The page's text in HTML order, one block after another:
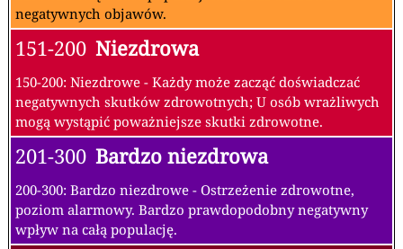
negatywnych objawów.
151-200 Niezdrowa
150-200: Niezdrowe - Każdy może zacząć doświadczać
negatywnych skutków zdrowotnych; U osób wrażliwych
mogą wystąpić poważniejsze skutki zdrowotne.
201-300 Bardzo niezdrowa
200-300: Bardzo niezdrowe - Ostrzeżenie zdrowotne,
poziom alarmowy. Bardzo prawdopodobny negatywny
wpływ na całą populację.